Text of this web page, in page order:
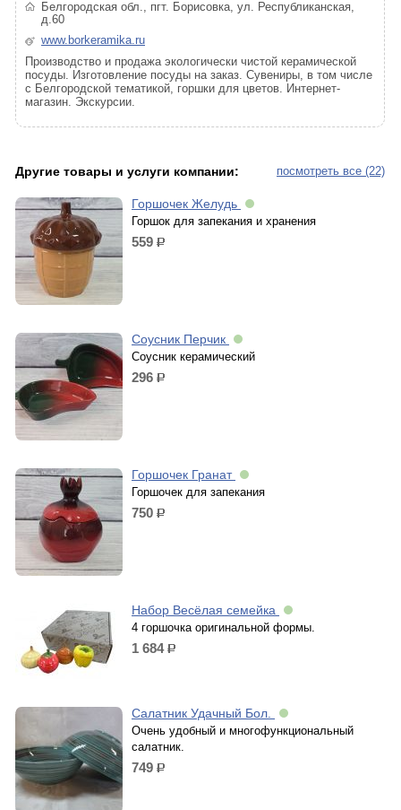
Белгородская обл., пгт. Борисовка, ул. Республиканская,
д.60
www.borkeramika.ru
Производство и продажа экологически чистой керамической
посуды. Изготовление посуды на заказ. Сувениры, в том числе
с Белгородской тематикой, горшки для цветов. Интернет-
магазин. Экскурсии.
посмотреть все (22)
Другие товары и услуги компании:
Горшочек Желудь
Горшок для запекания и хранения
559 р.
Соусник Перчик
Соусник керамический
296 р.
Горшочек Гранат
Горшочек для запекания
750 р.
Набор Весёлая семейка
4 горшочка оригинальной формы.
1 684р.
Салатник Удачный Бол.
Очень удобный и многофункциональный
салатник.
749 р.